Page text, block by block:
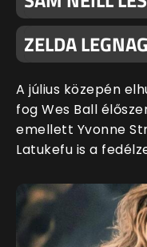
ZELDA
A július közepén
fog Wes Ball
emellett Yvonne
Latukefu is a